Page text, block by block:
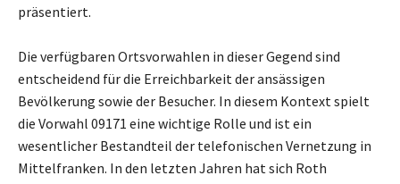
präsentiert.
Die verfügbaren Ortsvorwahlen in dieser Gegend sind
entscheidend für die Erreichbarkeit der ansässigen
Bevölkerung sowie der Besucher. In diesem Kontext spielt
die Vorwahl 09171 eine wichtige Rolle und ist ein
wesentlicher Bestandteil der telefonischen Vernetzung in
Mittelfranken. In den letzten Jahren hat sich Roth